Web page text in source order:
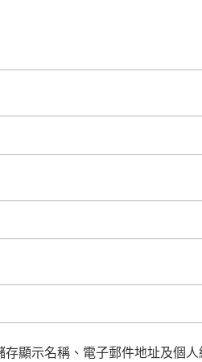
存顯示名稱、電子郵件地址及個